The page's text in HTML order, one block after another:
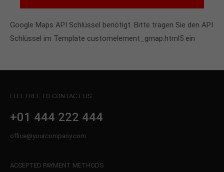
Google Maps API Schlüssel benötigt. Bitte tragen Sie den API
Schlüssel im Template customelement_gmap.html5 ein
FEEL FREE TO CONTACT US
+01 444 222 444
office@yourcompany.com
ACCEPTED PAYMENT METHODS